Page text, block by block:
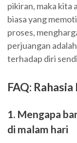
pikiran, maka kita
biasa yang
proses,
perjuangan
terhadap diri
FAQ:
1. Mengapa
di malam hari